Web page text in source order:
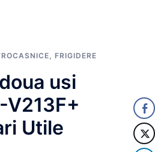
FRIGIDERE
usi
V213F+
Utile